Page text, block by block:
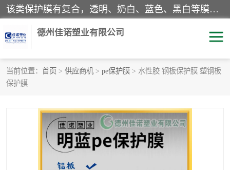
该类保护膜有复合，透明、奶白、蓝色、黑白等膜型。特高粘，高粘，中高粘，中粘，中低粘，低粘等。对于不同的粘力要求有相应的产品相适配。无胶渍残留污染。在较宽的收卷幅度下平整无皱纹，收卷长度大，利于机械化及自动化施工粘贴。为您的产品提供的表面保护解决方案。 产品广泛适用于：铝材、不锈钢、金属、塑料、电子、家电、家具、玻璃、化工材料、装饰材料等。
德州佳诺塑业有限公司
当前位置： 首页 > 供应商机 > pe保护膜 > 水性胶 钢板保护膜 塑钢板
保护膜
pe保护膜
地毯保护膜 家具保护膜
拉伸缠绕膜 透明保护膜
黑白保护膜